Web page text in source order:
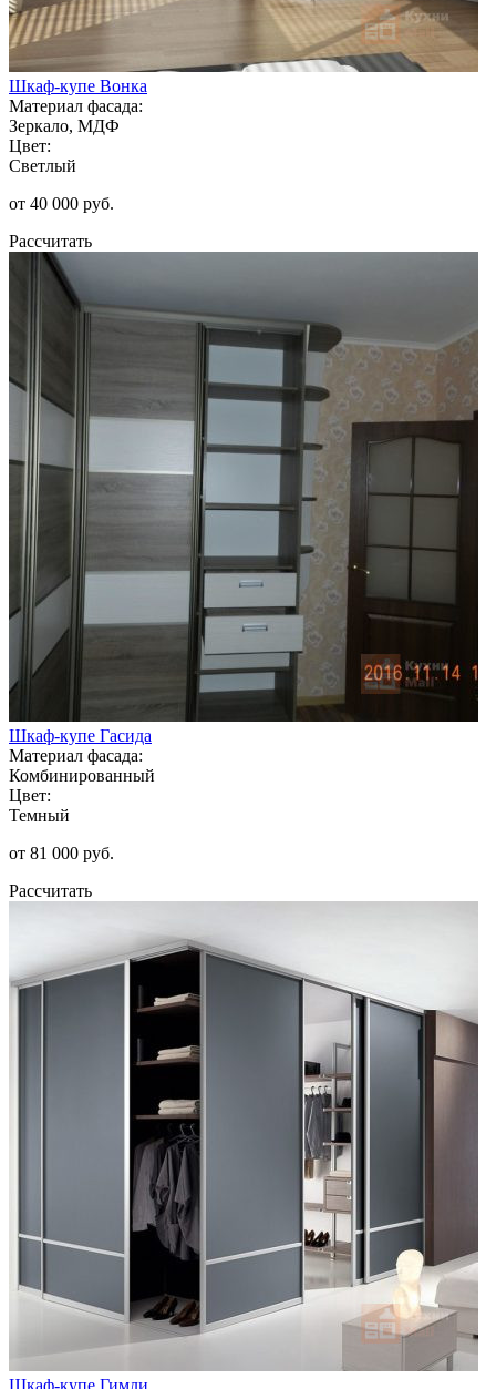
Шкаф-купе Вонка
Материал фасада:
Зеркало, МДФ
Цвет:
Светлый
от 40 000 руб.
Рассчитать
Шкаф-купе Гасида
Материал фасада:
Комбинированный
Цвет:
Темный
от 81 000 руб.
Рассчитать
Шкаф-купе Гимли